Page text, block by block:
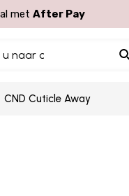
metAfter Pay
CND Cuticle Away